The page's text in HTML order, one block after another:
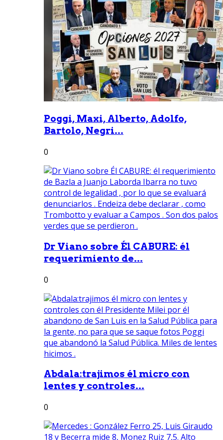
Poggi, Maxi, Alberto, Adolfo,
Bartolo, Negri...
0
Dr Viano sobre Él CABURE: él
requerimiento de...
0
Abdala:trajimos él micro con
lentes y controles...
0